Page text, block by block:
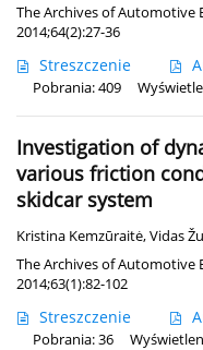
The Archives of Automotive
2014;64(2):27-36
Streszczenie
Pobrania: 409
Investigation of
various friction
skidcar system
Kristina Kemzūraitė,Vidas
The Archives of Automotive
2014;63(1):82-102
Streszczenie
Pobrania: 36